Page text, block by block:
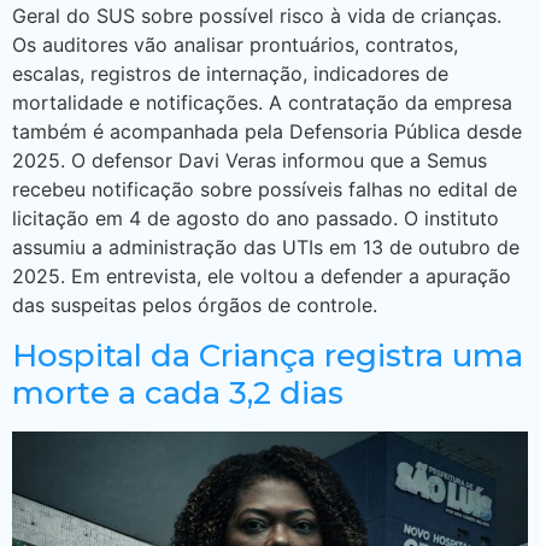
Geral do SUS sobre possível risco à vida de crianças.
Os auditores vão analisar prontuários, contratos,
escalas, registros de internação, indicadores de
mortalidade e notificações. A contratação da empresa
também é acompanhada pela Defensoria Pública desde
2025. O defensor Davi Veras informou que a Semus
recebeu notificação sobre possíveis falhas no edital de
licitação em 4 de agosto do ano passado. O instituto
assumiu a administração das UTIs em 13 de outubro de
2025. Em entrevista, ele voltou a defender a apuração
das suspeitas pelos órgãos de controle.
Hospital da Criança registra uma
morte a cada 3,2 dias